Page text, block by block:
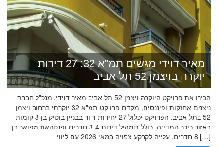
מאיר דוידי מגשים תמ"א 32: 27 דירות
יוקרה בויצמן 52 תל אביב
הכירו את פרויקט היוקרה ויצמן 52 תל אביב מאיר דוידי, מנכ"ל חברת
ניצנים אחזקות ופיננסים, מקדם פרויקט תמ"א 32 יוקרתי ברחוב ויצמן
52 בתל אביב. הפרויקט יכלול 27 יחידות דיור בבניין בוטיק בן 8 קומות
באזור כיכר המדינה, כולל תמהיל דירות 3-4 חדרים ופנטהאוז מפואר בן
8 חדרים. עלייה לקרקע צפויה במאי 2026 עם ליווי […]